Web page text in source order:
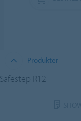
Produkter
Safestep R12